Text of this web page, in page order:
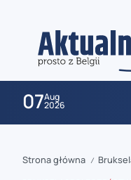
07Aug
2026
Strona główna /